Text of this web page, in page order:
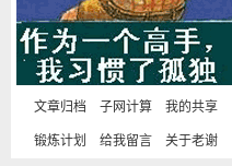
文章归档 子网计算 我的共享
锻炼计划 给我留言 关于老谢